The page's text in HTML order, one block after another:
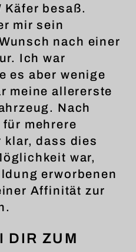
Käfer besaß.
mir sein
nach einer
Ich war
es aber wenige
meine allererste
Nach
mehrere
klar, dass dies
war,
erworbenen
Affinität zur
DIR ZUM